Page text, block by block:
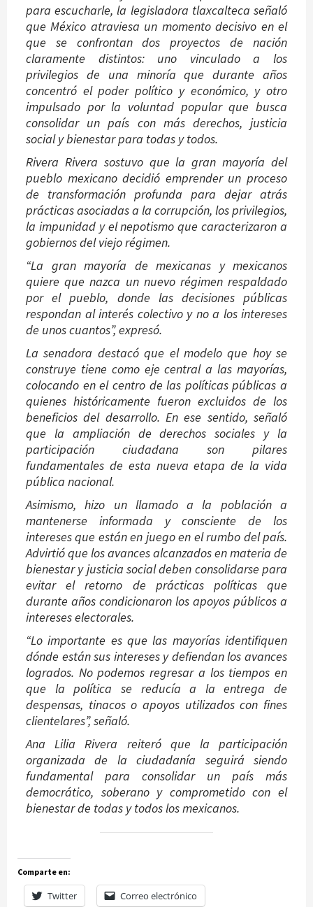
para escucharle, la legisladora tlaxcalteca señaló
que México atraviesa un momento decisivo en el
que se confrontan dos proyectos de nación
claramente distintos: uno vinculado a los
privilegios de una minoría que durante años
concentró el poder político y económico, y otro
impulsado por la voluntad popular que busca
consolidar un país con más derechos, justicia
social y bienestar para todas y todos.
Rivera Rivera sostuvo que la gran mayoría del
pueblo mexicano decidió emprender un proceso
de transformación profunda para dejar atrás
prácticas asociadas a la corrupción, los privilegios,
la impunidad y el nepotismo que caracterizaron a
gobiernos del viejo régimen.
“La gran mayoría de mexicanas y mexicanos
quiere que nazca un nuevo régimen respaldado
por el pueblo, donde las decisiones públicas
respondan al interés colectivo y no a los intereses
de unos cuantos”, expresó.
La senadora destacó que el modelo que hoy se
construye tiene como eje central a las mayorías,
colocando en el centro de las políticas públicas a
quienes históricamente fueron excluidos de los
beneficios del desarrollo. En ese sentido, señaló
que la ampliación de derechos sociales y la
participación ciudadana son pilares
fundamentales de esta nueva etapa de la vida
pública nacional.
Asimismo, hizo un llamado a la población a
mantenerse informada y consciente de los
intereses que están en juego en el rumbo del país.
Advirtió que los avances alcanzados en materia de
bienestar y justicia social deben consolidarse para
evitar el retorno de prácticas políticas que
durante años condicionaron los apoyos públicos a
intereses electorales.
“Lo importante es que las mayorías identifiquen
dónde están sus intereses y defiendan los avances
logrados. No podemos regresar a los tiempos en
que la política se reducía a la entrega de
despensas, tinacos o apoyos utilizados con fines
clientelares”, señaló.
Ana Lilia Rivera reiteró que la participación
organizada de la ciudadanía seguirá siendo
fundamental para consolidar un país más
democrático, soberano y comprometido con el
bienestar de todas y todos los mexicanos.
Comparte en:
Twitter Correo electrónico